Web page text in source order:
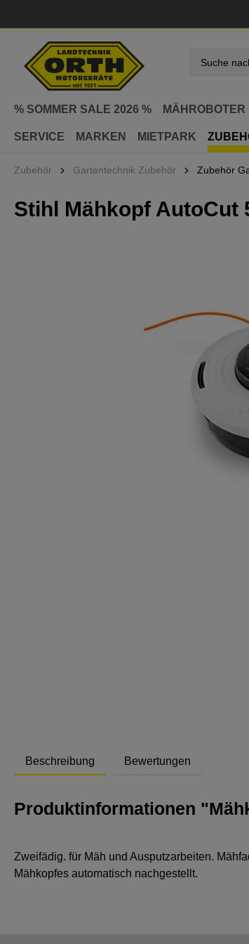
% SOMMER SALE 2026 % MÄHROBOTER
SERVICE MARKEN MIETPARK
Zubehör Gartentechnik Zubehör Zubehör
Stihl Mähkopf AutoCut
Beschreibung Bewertungen
Produktinformationen
Zweifädig. für Mäh und Ausputzarbeiten.
Mähkopfes automatisch nachgestellt.